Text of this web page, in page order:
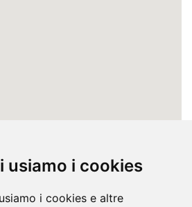
usiamo i cookies
i cookies e altre
MALMÖ